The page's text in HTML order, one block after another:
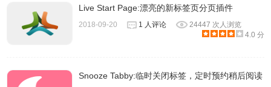
Live Start Page:漂亮的新标签页分页插件
2018-09-20 1 人评论
24447 次人浏览
4.0 分
Snooze Tabby:临时关闭标签，定时预约稍后阅读